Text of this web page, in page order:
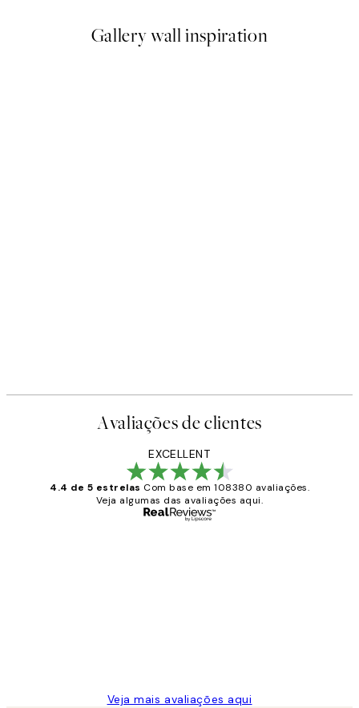
Gallery wall inspiration
Avaliações de clientes
EXCELLENT
4.4 de 5 estrelas Com base em 108380 avaliações.
Veja algumas das avaliações aqui.
Veja mais avaliações aqui